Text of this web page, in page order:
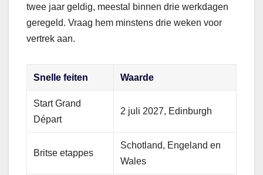
twee jaar geldig, meestal binnen drie werkdagen
geregeld. Vraag hem minstens drie weken voor
vertrek aan.
Snelle feiten Waarde
Start Grand
Départ
2 juli 2027, Edinburgh
Britse etappes
Schotland, Engeland en
Wales